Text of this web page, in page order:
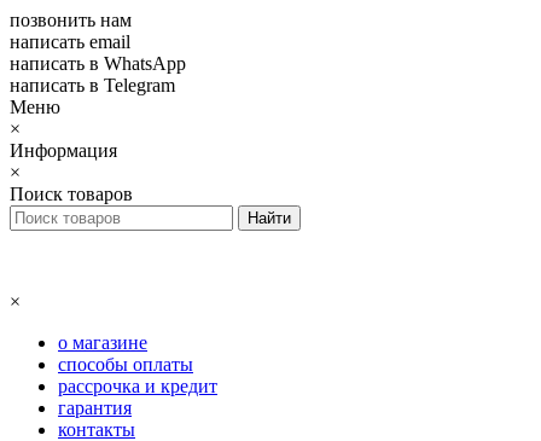
позвонить нам
написать email
написать в WhatsApp
написать в Telegram
Меню
×
Информация
×
Поиск товаров
×
о магазине
способы оплаты
рассрочка и кредит
гарантия
контакты